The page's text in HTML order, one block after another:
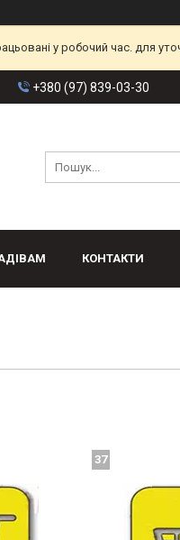
у робочий час. для
+380 (97) 839-03-30
КОНТАКТИ
37